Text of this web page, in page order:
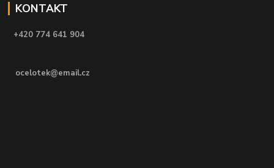
KONTAKT
+420 774 641 904
ocelotek@email.cz